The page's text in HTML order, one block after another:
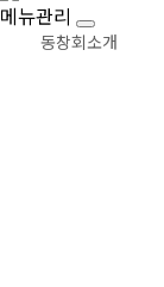
메뉴관리
동창회소개